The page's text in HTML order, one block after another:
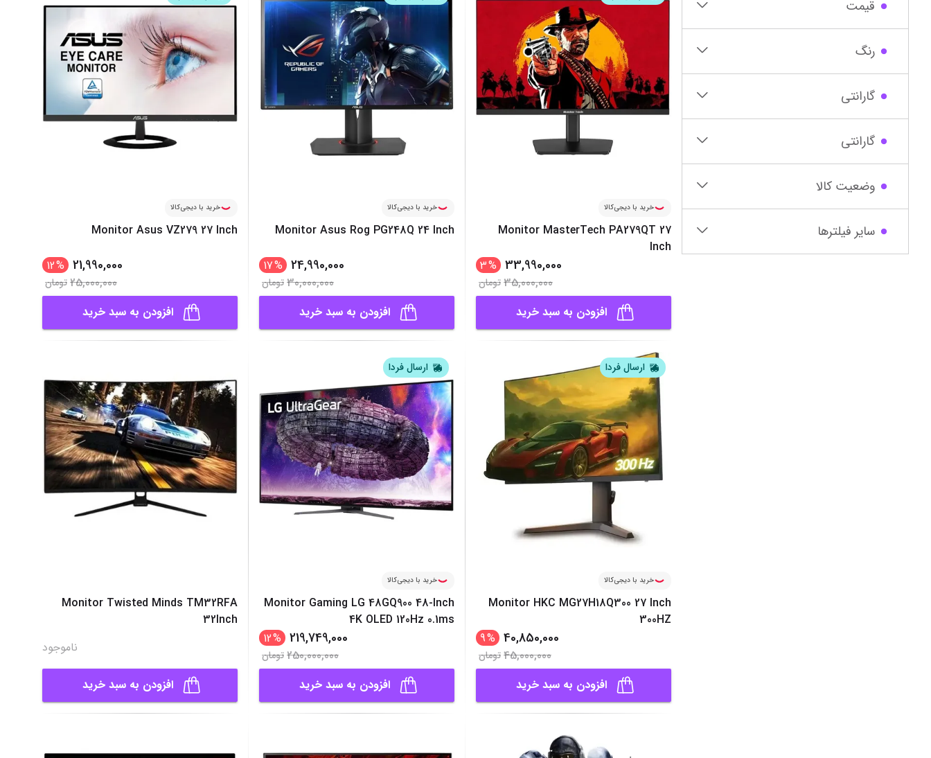
وبکم
اکسسوری
کول پد
پاوربانک
کابل‌ها
نمایش همه محصولات
کارت گرافیک
منبع تغذیه (پاور)
مادربرد
قیمت
رنگ
گارانتی
گارانتی‌
وضعیت کالا
سایر فیلترها
خرید با دیجی‌کالا
Monitor MasterTech PA279QT 27
Inch
33,990,000
%
3
35,000,000تومان
افزودن به سبد خرید
خرید با دیجی‌کالا
Monitor Asus Rog PG248Q 24 Inch
24,990,000
%
17
30,000,000تومان
افزودن به سبد خرید
خرید با دیجی‌کالا
Monitor Asus VZ279 27 Inch
21,990,000
%
12
25,000,000تومان
افزودن به سبد خرید
ارسال فردا
خرید با دیجی‌کالا
Monitor HKC MG27H18Q300 27 Inch
300HZ
40,850,000
%
9
45,000,000تومان
افزودن به سبد خرید
ارسال فردا
خرید با دیجی‌کالا
Monitor Gaming LG 48GQ900 48-Inch
4K OLED 120Hz 0.1ms
219,749,000
%
12
250,000,000تومان
افزودن به سبد خرید
Monitor Twisted Minds TM32RFA
32Inch
ناموجود
افزودن به سبد خرید